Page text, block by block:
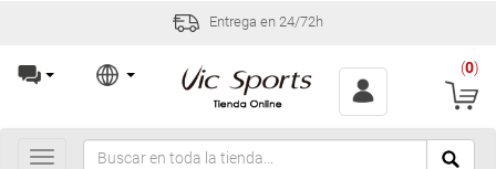
Entrega en 24/72h
(0)
Toggle